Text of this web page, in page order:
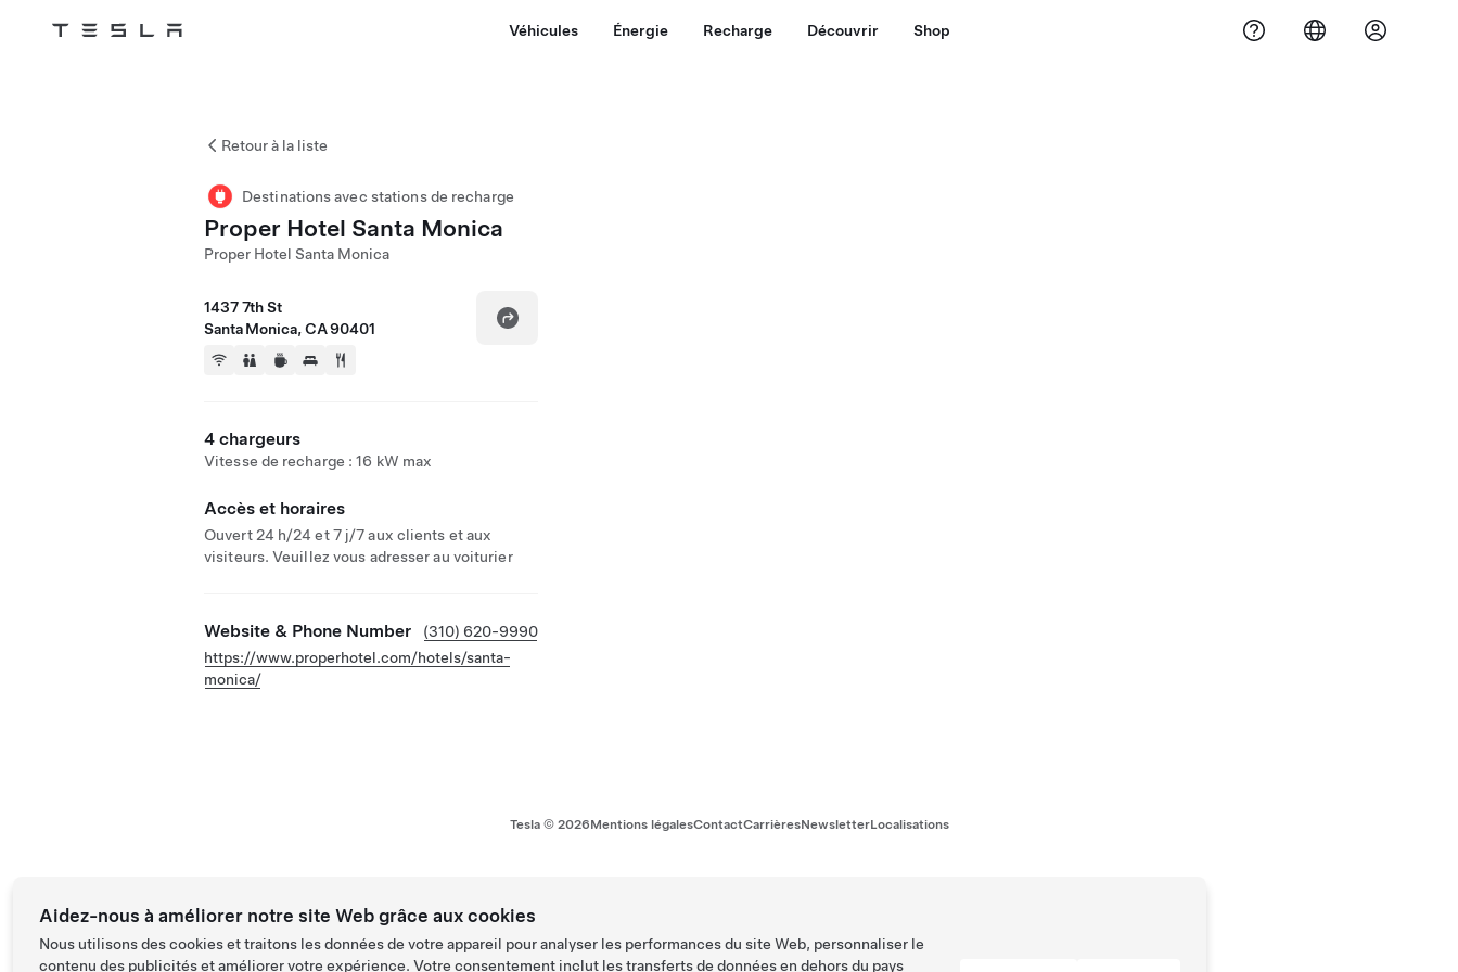
Tesla Véhicules Énergie Recharge Découvrir Shop
Retour à la liste
Destinations avec stations de recharge
Proper Hotel Santa Monica
Proper Hotel Santa Monica
1437 7th St
Santa Monica, CA 90401
4 chargeurs
Vitesse de recharge : 16 kW max
Accès et horaires
Ouvert 24 h/24 et 7 j/7 aux clients et aux
visiteurs. Veuillez vous adresser au voiturier
Website & Phone Number
(310) 620-9990
https://www.properhotel.com/hotels/santa-
monica/
Tesla © 2026Mentions légalesContactCarrièresNewsletterLocalisations
Aidez-nous à améliorer notre site Web grâce aux cookies
Nous utilisons des cookies et traitons les données de votre appareil pour analyser les performances du site Web, personnaliser le
contenu des publicités et améliorer votre expérience. Votre consentement inclut les transferts de données en dehors du pays